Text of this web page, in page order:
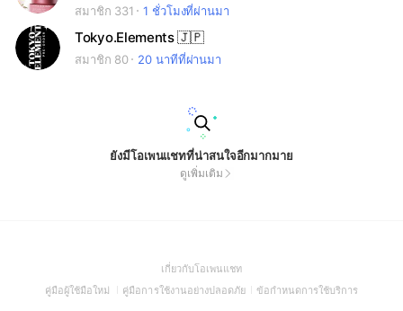
สมาชิก 331
1 ชั่วโมงที่ผ่านมา
Tokyo.Elements 🇯🇵
สมาชิก 80 20 นาทีที่ผ่านมา
ยังมีโอเพนแชทที่น่าสนใจอีกมากมาย
ดูเพิ่มเติม
เกี่ยวกับโอเพนแชท(Open
in
คู่มือผู้ใช้มือใหม่
(Open
คู่มือการใช้งานอย่างปลอดภัย(Open
ข้อกำหนดการใช้บริการ(Open